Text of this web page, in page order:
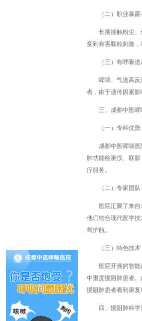
（二）职业暴
长期接触粉尘
受到有害颗粒刺激
（三）有呼吸
哮喘、气道高
者，由于遗传因素
三、成都中医
（一）专科优
成都中医哮喘
肺功能检测仪、联
疗服务。
（二）专家团
医院汇聚了来
他们结合现代医学
驾护航。
（三）特色技
医院开展的智
中重度慢阻肺患者
慢阻肺患者看到康复
四、慢阻肺科